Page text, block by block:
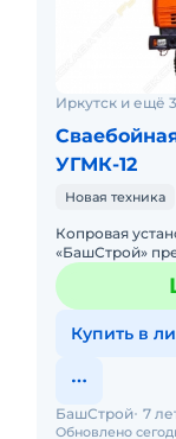
Иркутск и ещё
УГМК-12
Новая техника
Копровая
«БашСтрой»
работ на
пробны
Купить в
Обновлено
БашСтрой 7